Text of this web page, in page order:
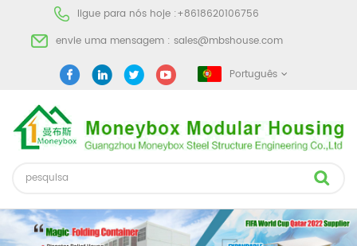
ligue para nós hoje :+8618620106756
envie uma mensagem : sales@mbshouse.com
Português